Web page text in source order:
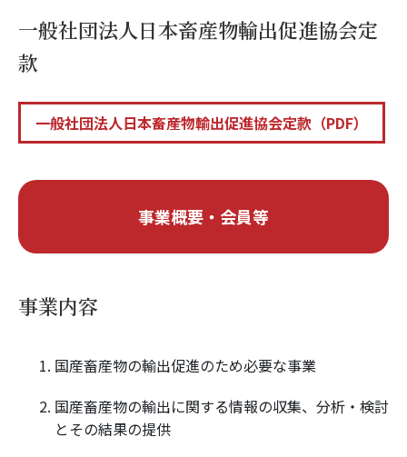
一般社団法人日本畜産物輸出促進協会定
款
一般社団法人日本畜産物輸出促進協会定款（PDF）
事業概要・会員等
事業内容
国産畜産物の輸出促進のため必要な事業
国産畜産物の輸出に関する情報の収集、分析・検討
とその結果の提供